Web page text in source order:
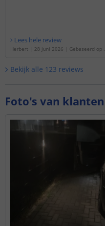
Lees hele review
Herbert | 28 juni 2026 | Gebaseerd op d
Bekijk alle 123 reviews
Foto's van klanten